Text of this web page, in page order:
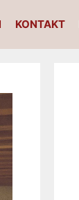
KONTAKT